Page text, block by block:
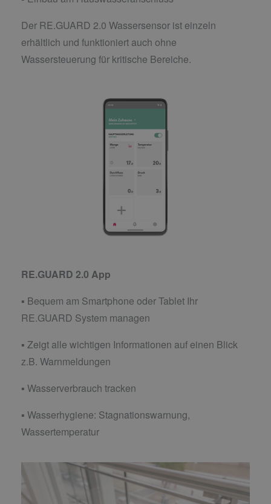
Der RE.GUARD 2.0 Wassersensor ist einzeln
erhältlich und funktioniert auch ohne
Wassersteuerung für kritische Bereiche.
RE.GUARD 2.0 App
▪ Bequem am Smartphone oder Tablet Ihr
RE.GUARD System managen
▪ Zeigt alle wichtigen Informationen auf einen Blick
z.B. Warnmeldungen
▪ Wasserverbrauch tracken
▪ Wasserhygiene: Stagnationswarnung,
Wassertemperatur